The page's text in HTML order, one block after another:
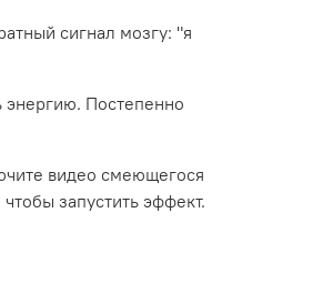
сигнал мозгу: "я
энергию. Постепенно
видео смеющегося
запустить эффект.